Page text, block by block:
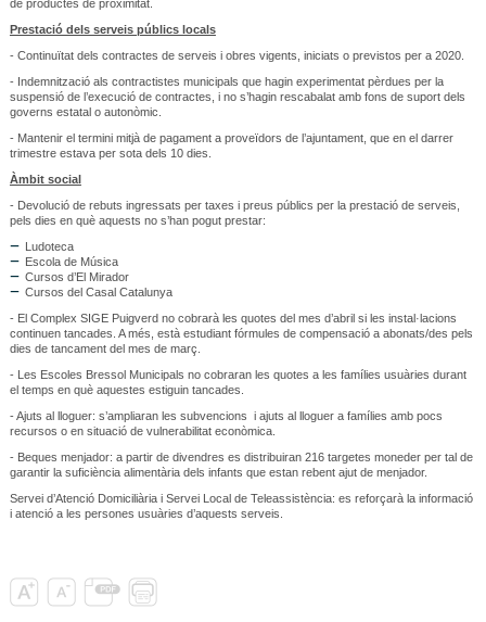
de productes de proximitat.
Prestació dels serveis públics locals
- Continuïtat dels contractes de serveis i obres vigents, iniciats o previstos per a 2020.
- Indemnització als contractistes municipals que hagin experimentat pèrdues per la
suspensió de l’execució de contractes, i no s’hagin rescabalat amb fons de suport dels
governs estatal o autonòmic.
- Mantenir el termini mitjà de pagament a proveïdors de l’ajuntament, que en el darrer
trimestre estava per sota dels 10 dies.
Àmbit social
- Devolució de rebuts ingressats per taxes i preus públics per la prestació de serveis,
pels dies en què aquests no s’han pogut prestar:
Ludoteca
Escola de Música
Cursos d’El Mirador
Cursos del Casal Catalunya
- El Complex SIGE Puigverd no cobrarà les quotes del mes d’abril si les instal·lacions
continuen tancades. A més, està estudiant fórmules de compensació a abonats/des pels
dies de tancament del mes de març.
- Les Escoles Bressol Municipals no cobraran les quotes a les famílies usuàries durant
el temps en què aquestes estiguin tancades.
- Ajuts al lloguer: s’ampliaran les subvencions i ajuts al lloguer a famílies amb pocs
recursos o en situació de vulnerabilitat econòmica.
- Beques menjador: a partir de divendres es distribuiran 216 targetes moneder per tal de
garantir la suficiència alimentària dels infants que estan rebent ajut de menjador.
Servei d’Atenció Domiciliària i Servei Local de Teleassistència: es reforçarà la informació
i atenció a les persones usuàries d’aquests serveis.